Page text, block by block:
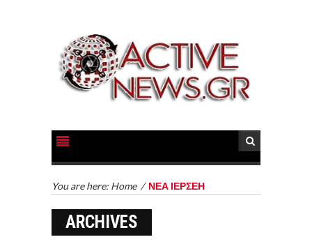
You are here: Home / ΝΕΑ ΙΕΡΣΕΗ
ARCHIVES